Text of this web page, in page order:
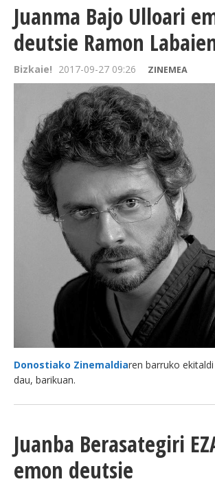
Juanma Bajo Ulloari
deutsie Ramon
Bizkaie! 2017-09-27 09:26 ZINEMEA
Donostiako Zinemaldiaren barruko
dau, barikuan.
Juanba Berasategiri
emon deutsie